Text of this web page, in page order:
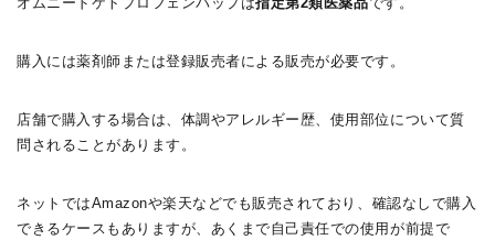
購入には薬剤師または登録販売者による販売が必要です。
店舗で購入する場合は、体調やアレルギー歴、使用部位について質
問されることがあります。
ネットではAmazonや楽天などでも販売されており、確認なしで購入
できるケースもありますが、あくまで自己責任での使用が前提で